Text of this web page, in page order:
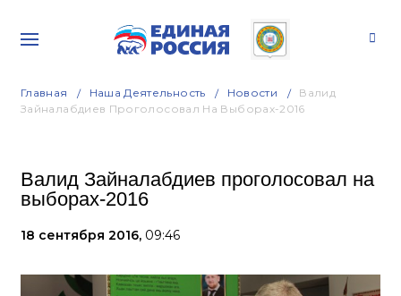
Главная Наша Деятельность Новости
Валид
Зайналабдиев Проголосовал На Выборах-2016
Валид Зайналабдиев проголосовал на
выборах-2016
18 сентября 2016, 09:46